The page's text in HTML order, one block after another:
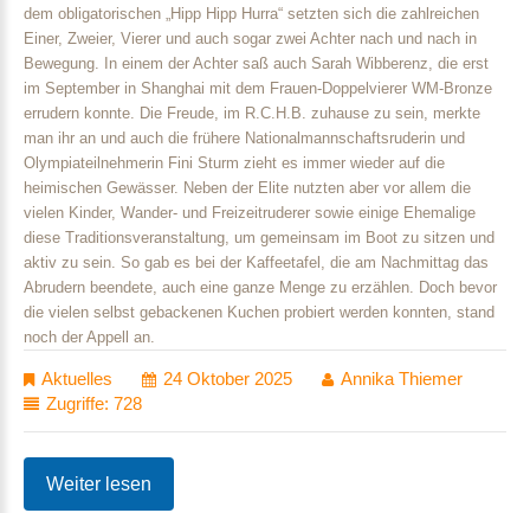
dem obligatorischen „Hipp Hipp Hurra“ setzten sich die zahlreichen
Einer, Zweier, Vierer und auch sogar zwei Achter nach und nach in
Bewegung. In einem der Achter saß auch Sarah Wibberenz, die erst
im September in Shanghai mit dem Frauen-Doppelvierer WM-Bronze
errudern konnte. Die Freude, im R.C.H.B. zuhause zu sein, merkte
man ihr an und auch die frühere Nationalmannschaftsruderin und
Olympiateilnehmerin Fini Sturm zieht es immer wieder auf die
heimischen Gewässer. Neben der Elite nutzten aber vor allem die
vielen Kinder, Wander- und Freizeitruderer sowie einige Ehemalige
diese Traditionsveranstaltung, um gemeinsam im Boot zu sitzen und
aktiv zu sein. So gab es bei der Kaffeetafel, die am Nachmittag das
Abrudern beendete, auch eine ganze Menge zu erzählen. Doch bevor
die vielen selbst gebackenen Kuchen probiert werden konnten, stand
noch der Appell an.
Aktuelles 24 Oktober 2025
Annika Thiemer
Zugriffe: 728
Weiter lesen